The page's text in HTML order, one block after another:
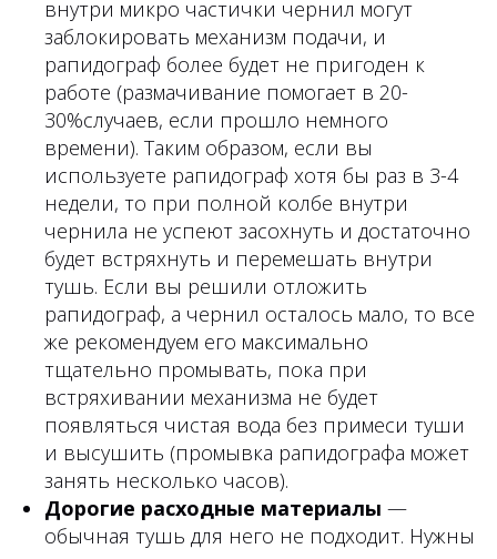
внутри микро частички чернил могут
заблокировать механизм подачи, и
рапидограф более будет не пригоден к
работе (размачивание помогает в 20-
30%случаев, если прошло немного
времени). Таким образом, если вы
используете рапидограф хотя бы раз в 3-4
недели, то при полной колбе внутри
чернила не успеют засохнуть и достаточно
будет встряхнуть и перемешать внутри
тушь. Если вы решили отложить
рапидограф, а чернил осталось мало, то все
же рекомендуем его максимально
тщательно промывать, пока при
встряхивании механизма не будет
появляться чистая вода без примеси туши
и высушить (промывка рапидографа может
занять несколько часов).
Дорогие расходные материалы —
обычная тушь для него не подходит. Нужны